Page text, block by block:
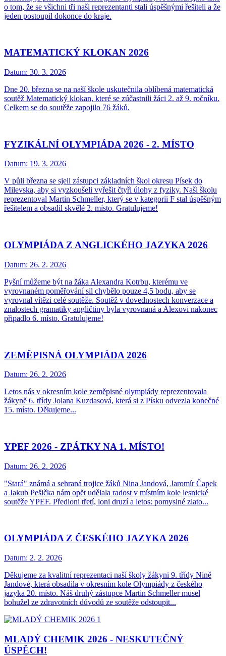
o tom, že se všichni tři naši reprezentanti stali úspěšnými řešiteli a že
jeden postoupil dokonce do kraje.
MATEMATICKÝ KLOKAN 2026
Datum: 30. 3. 2026
Dne 20. března se na naší škole uskutečnila oblíbená matematická
soutěž Matematický klokan, které se zúčastnili žáci 2. až 9. ročníku.
Celkem se do soutěže zapojilo 76 žáků.
FYZIKÁLNÍ OLYMPIÁDA 2026 - 2. MÍSTO
Datum: 19. 3. 2026
V půli března se sjeli zástupci základních škol okresu Písek do
Milevska, aby si vyzkoušeli vyřešit čtyři úlohy z fyziky. Naši školu
reprezentoval Martin Schmeller, který se v kategorii F stal úspěšným
řešitelem a obsadil skvělé 2. místo. Gratulujeme!
OLYMPIÁDA Z ANGLICKÉHO JAZYKA 2026
Datum: 26. 2. 2026
Pyšní můžeme být na žáka Alexandra Kotrbu, kterému ve
vyrovnaném poměřování sil chybělo pouze 4,5 bodu, aby se
vyrovnal vítězi celé soutěže. Soutěž v dovednostech konverzace a
znalostech gramatiky angličtiny byla vyrovnaná a Alexovi nakonec
připadlo 6. místo. Gratulujeme!
ZEMĚPISNÁ OLYMPIÁDA 2026
Datum: 26. 2. 2026
Letos nás v okresním kole zeměpisné olympiády reprezentovala
žákyně 6. třídy Jolana Kuzdasová, která si z Písku odvezla konečné
15. místo. Děkujeme...
YPEF 2026 - ZPÁTKY NA 1. MÍSTO!
Datum: 26. 2. 2026
"Stará" známá a sehraná trojice žáků Nina Jandová, Jaromír Čapek
a Jakub Pešička nám opět udělala radost v místním kole lesnické
soutěže YPEF. Předloni třetí, loni druzí a letos: pomyslné zlato...
OLYMPIÁDA Z ČESKÉHO JAZYKA 2026
Datum: 2. 2. 2026
Děkujeme za kvalitní reprezentaci naší školy žákyni 9. třídy Nině
Jandové, která obsadila v okresním kole Olympiády z českého
jazyka 20. místo. Náš druhý zástupce Martin Schmeller musel
bohužel ze zdravotních důvodů ze soutěže odstoupit...
MLADÝ CHEMIK 2026 - NESKUTEČNÝ
ÚSPĚCH!